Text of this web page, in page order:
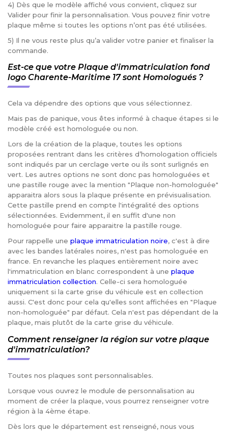
4) Dès que le modèle affiché vous convient, cliquez sur
Valider pour finir la personnalisation. Vous pouvez finir votre
plaque même si toutes les options n’ont pas été utilisées.
5) Il ne vous reste plus qu’a valider votre panier et finaliser la
commande.
Est-ce que votre Plaque d'immatriculation fond
logo Charente-Maritime 17 sont Homologués ?
Cela va dépendre des options que vous sélectionnez.
Mais pas de panique, vous êtes informé à chaque étapes si le
modèle créé est homologuée ou non.
Lors de la création de la plaque, toutes les options
proposées rentrant dans les critères d’homologation officiels
sont indiqués par un cerclage verte ou ils sont surlignés en
vert. Les autres options ne sont donc pas homologuées et
une pastille rouge avec la mention "Plaque non-homologuée"
apparaitra alors sous la plaque présente en prévisualisation.
Cette pastille prend en compte l'intégralité des options
sélectionnées. Evidemment, il en suffit d'une non
homologuée pour faire apparaitre la pastille rouge.
Pour rappelle une plaque immatriculation noire, c'est à dire
avec les bandes latérales noires, n'est pas homologuée en
france. En revanche les plaques entièrement noire avec
l'immatriculation en blanc correspondent à une plaque
immatriculation collection. Celle-ci sera homologuée
uniquement si la carte grise du véhicule est en collection
aussi. C'est donc pour cela qu'elles sont affichées en "Plaque
non-homologuée" par défaut. Cela n'est pas dépendant de la
plaque, mais plutôt de la carte grise du véhicule.
Comment renseigner la région sur votre plaque
d'immatriculation?
Toutes nos plaques sont personnalisables.
Lorsque vous ouvrez le module de personnalisation au
moment de créer la plaque, vous pourrez renseigner votre
région à la 4ème étape.
Dès lors que le département est renseigné, nous vous